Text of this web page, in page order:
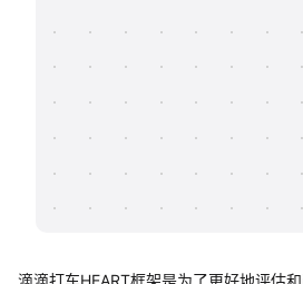
支持
知识分享社区
滴滴打车HEART框架是为了更好地评估